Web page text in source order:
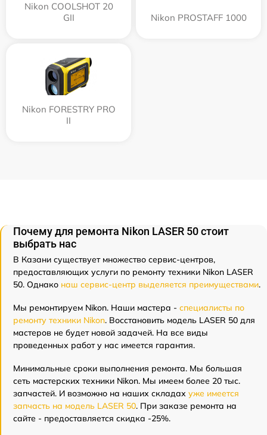
Nikon COOLSHOT 20
GII
Nikon PROSTAFF 1000
Nikon FORESTRY PRO
II
Почему для ремонта Nikon LASER 50 стоит
выбрать нас
В Казани существует множество сервис-центров,
предоставляющих услуги по ремонту техники Nikon LASER
50. Однако наш сервис-центр выделяется преимуществами.
Мы ремонтируем Nikon. Наши мастера - специалисты по
ремонту техники Nikon. Восстановить модель LASER 50 для
мастеров не будет новой задачей. На все виды
проведенных работ у нас имеется гарантия.
Минимальные сроки выполнения ремонта. Мы большая
сеть мастерских техники Nikon. Мы имеем более 20 тыс.
запчастей. И возможно на наших складах уже имеется
запчасть на модель LASER 50. При заказе ремонта на
сайте - предоставляется скидка -25%.